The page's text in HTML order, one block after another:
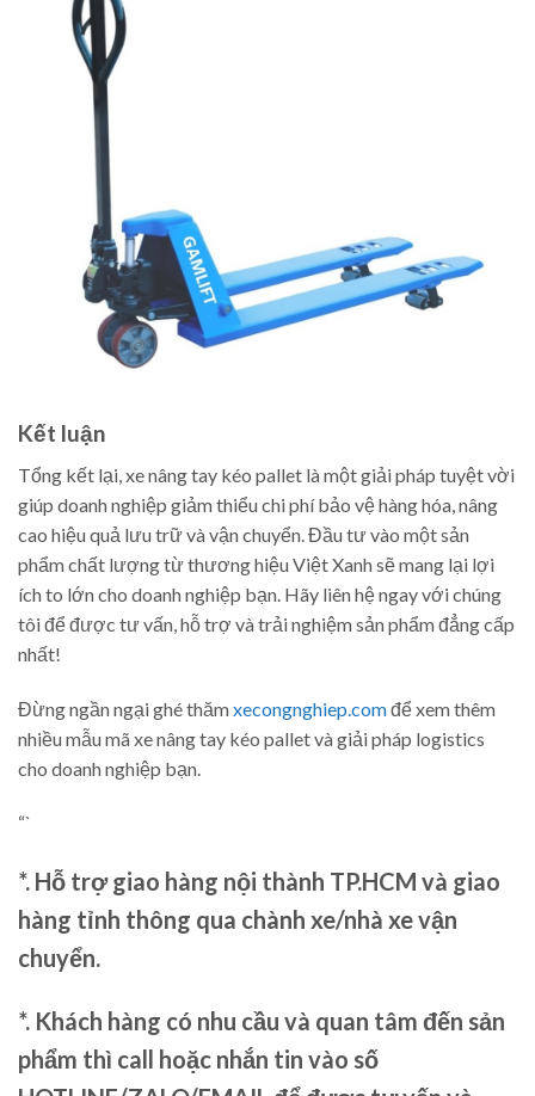
Kết luận
Tổng kết lại, xe nâng tay kéo pallet là một giải pháp tuyệt vời
giúp doanh nghiệp giảm thiểu chi phí bảo vệ hàng hóa, nâng
cao hiệu quả lưu trữ và vận chuyển. Đầu tư vào một sản
phẩm chất lượng từ thương hiệu Việt Xanh sẽ mang lại lợi
ích to lớn cho doanh nghiệp bạn. Hãy liên hệ ngay với chúng
tôi để được tư vấn, hỗ trợ và trải nghiệm sản phẩm đẳng cấp
nhất!
Đừng ngần ngại ghé thămxecongnghiep.comđể xem thêm
nhiều mẫu mã xe nâng tay kéo pallet và giải pháp logistics
cho doanh nghiệp bạn.
“`
*. Hỗ trợ giao hàng nội thành TP.HCM và giao
hàng tỉnh thông qua chành xe/nhà xe vận
chuyển.
*. Khách hàng có nhu cầu và quan tâm đến sản
phẩm thì call hoặc nhắn tin vào số